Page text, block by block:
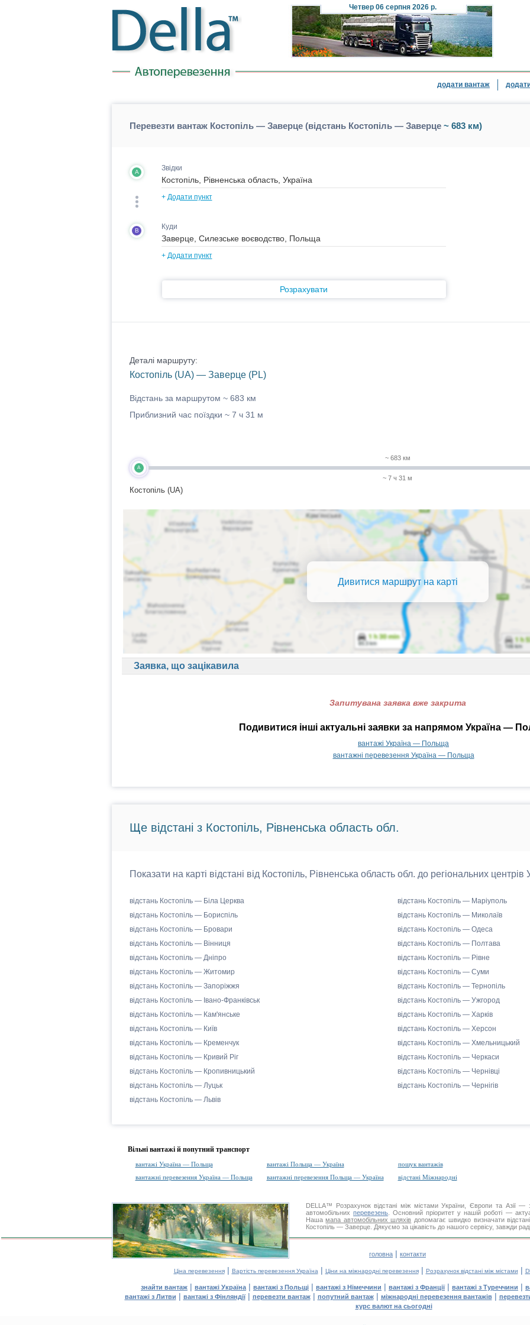
Четвер 06 серпня 2026 р.
додати вантаж
Перевезти вантаж Костопіль — Заверце (відстань Костопіль — Заверце~ 683 км)
A Звідки
+ Додати пункт
B Куди
+ Додати пункт
Розрахувати
Деталі маршруту:
Костопіль (UA) — Заверце (PL)
Відстань за маршрутом ~ 683 км
Приблизний час поїздки ~ 7 ч 31 м
A
Костопіль (UA)
~ 683 км
~ 7 ч 31 м
Дивитися маршрут на карті
Заявка, що зацікавила
Запитувана заявка вже закрита
Подивитися інші актуальні заявки за напрямом Україна —
вантажі Україна — Польща
вантажні перевезення Україна — Польща
Ще відстані з Костопіль, Рівненська область обл.
Показати на карті відстані від Костопіль, Рівненська область обл. до регіональних центрів
відстань Костопіль — Біла Церква
відстань Костопіль — Бориспіль
відстань Костопіль — Бровари
відстань Костопіль — Вінниця
відстань Костопіль — Дніпро
відстань Костопіль — Житомир
відстань Костопіль — Запоріжжя
відстань Костопіль — Івано-Франківськ
відстань Костопіль — Кам'янське
відстань Костопіль — Київ
відстань Костопіль — Кременчук
відстань Костопіль — Кривий Ріг
відстань Костопіль — Кропивницький
відстань Костопіль — Луцьк
відстань Костопіль — Львів
відстань Костопіль — Маріуполь
відстань Костопіль — Миколаїв
відстань Костопіль — Одеса
відстань Костопіль — Полтава
відстань Костопіль — Рівне
відстань Костопіль — Суми
відстань Костопіль — Тернопіль
відстань Костопіль — Ужгород
відстань Костопіль — Харків
відстань Костопіль — Херсон
відстань Костопіль — Хмельницький
відстань Костопіль — Черкаси
відстань Костопіль — Чернівці
відстань Костопіль — Чернігів
Вільні вантажі й попутний транспорт
вантажі Україна — Польща вантажі Польща — Україна
пошук вантажів
вантажні перевезення Україна — Польща
вантажні перевезення Польща — Україна відстані Міжнародні
DELLA™ Розрахунок відстані між містами України, Європи та Азії —
автомобільнихперевезень . Основний пріоритет у нашій роботі —
Нашамапа автомобільних шляхів допомагає швидко визначати
Костопіль — Заверце. Дякуємо за цікавість до нашого сервісу, завжди
головна | контакти
Ціна перевезення| Вартість перевезення Україна | Ціни на міжнародні перевезення| Розрахунок відстані між містами |
знайти вантаж | вантажі Україна | вантажі з Польщі | вантажі з Німеччини | вантажі з Франції| вантажі з Туреччини |
вантажі з Литви | вантажі з Фінляндії| перевезти вантаж| попутний вантаж| міжнародні перевезення вантажів|
курс валют на сьогодні